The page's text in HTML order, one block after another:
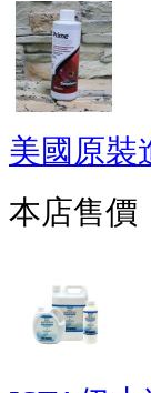
美國原裝
本店售價